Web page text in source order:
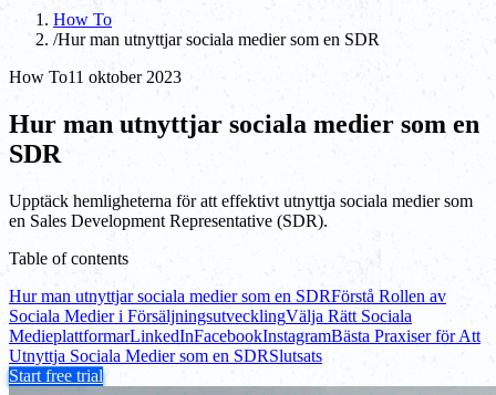
How To
/Hur man utnyttjar sociala medier som en SDR
How To11 oktober 2023
Hur man utnyttjar sociala medier som en
SDR
Upptäck hemligheterna för att effektivt utnyttja sociala medier som
en Sales Development Representative (SDR).
Table of contents
Hur man utnyttjar sociala medier som en SDRFörstå Rollen av
Sociala Medier i FörsäljningsutvecklingVälja Rätt Sociala
MedieplattformarLinkedInFacebookInstagramBästa Praxiser för Att
Utnyttja Sociala Medier som en SDRSlutsats
Start free trial